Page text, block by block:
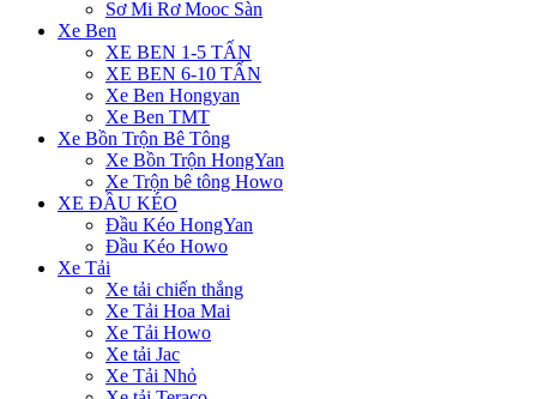
Sơ Mi Rơ Mooc Sàn
Xe Ben
XE BEN 1-5 TẤN
XE BEN 6-10 TẤN
Xe Ben Hongyan
Xe Ben TMT
Xe Bồn Trộn Bê Tông
Xe Bồn Trộn HongYan
Xe Trộn bê tông Howo
XE ĐẦU KÉO
Đầu Kéo HongYan
Đầu Kéo Howo
Xe Tải
Xe tải chiến thắng
Xe Tải Hoa Mai
Xe Tải Howo
Xe tải Jac
Xe Tải Nhỏ